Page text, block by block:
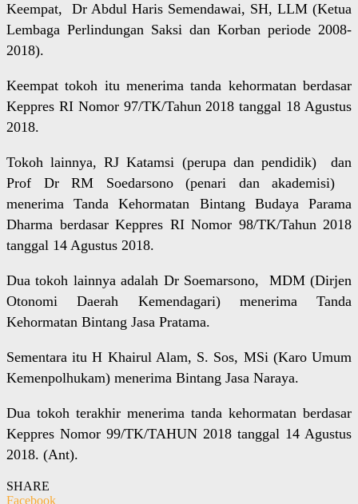
Keempat, Dr Abdul Haris Semendawai, SH, LLM (Ketua
Lembaga Perlindungan Saksi dan Korban periode 2008-
2018).
Keempat tokoh itu menerima tanda kehormatan berdasar
Keppres RI Nomor 97/TK/Tahun 2018 tanggal 18 Agustus
2018.
Tokoh lainnya, RJ Katamsi (perupa dan pendidik) dan
Prof Dr RM Soedarsono (penari dan akademisi)
menerima Tanda Kehormatan Bintang Budaya Parama
Dharma berdasar Keppres RI Nomor 98/TK/Tahun 2018
tanggal 14 Agustus 2018.
Dua tokoh lainnya adalah Dr Soemarsono, MDM (Dirjen
Otonomi Daerah Kemendagari) menerima Tanda
Kehormatan Bintang Jasa Pratama.
Sementara itu H Khairul Alam, S. Sos, MSi (Karo Umum
Kemenpolhukam) menerima Bintang Jasa Naraya.
Dua tokoh terakhir menerima tanda kehormatan berdasar
Keppres Nomor 99/TK/TAHUN 2018 tanggal 14 Agustus
2018. (Ant).
SHARE
Facebook